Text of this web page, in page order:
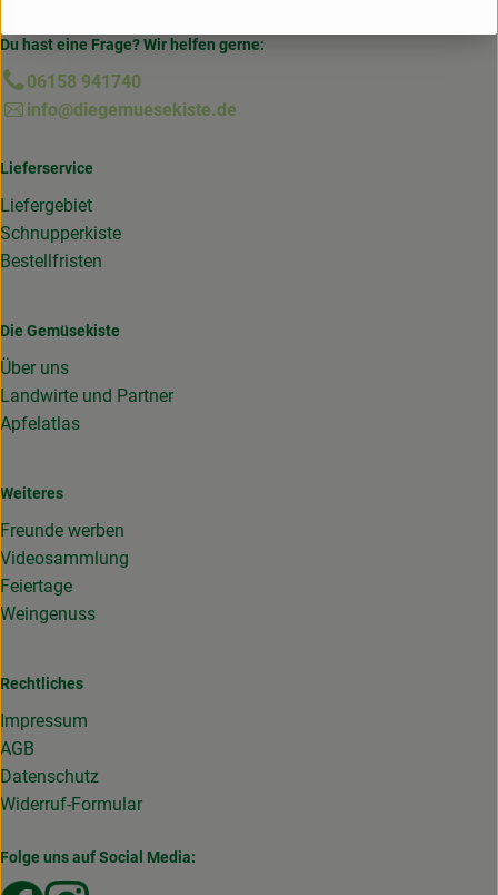
Du hast eine Frage? Wir helfen gerne:
06158 941740
info@diegemuesekiste.de
Lieferservice
Liefergebiet
Schnupperkiste
Bestellfristen
Die Gemüsekiste
Über uns
Landwirte und Partner
Apfelatlas
Weiteres
Freunde werben
Videosammlung
Feiertage
Weingenuss
Rechtliches
Impressum
AGB
Datenschutz
Widerruf-Formular
Folge uns auf Social Media: